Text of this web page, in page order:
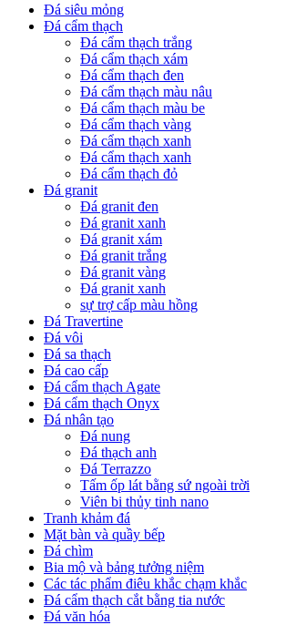
Đá siêu mỏng
Đá cẩm thạch
Đá cẩm thạch trắng
Đá cẩm thạch xám
Đá cẩm thạch đen
Đá cẩm thạch màu nâu
Đá cẩm thạch màu be
Đá cẩm thạch vàng
Đá cẩm thạch xanh
Đá cẩm thạch xanh
Đá cẩm thạch đỏ
Đá granit
Đá granit đen
Đá granit xanh
Đá granit xám
Đá granit trắng
Đá granit vàng
Đá granit xanh
sự trợ cấp màu hồng
Đá Travertine
Đá vôi
Đá sa thạch
Đá cao cấp
Đá cẩm thạch Agate
Đá cẩm thạch Onyx
Đá nhân tạo
Đá nung
Đá thạch anh
Đá Terrazzo
Tấm ốp lát bằng sứ ngoài trời
Viên bi thủy tinh nano
Tranh khảm đá
Mặt bàn và quầy bếp
Đá chìm
Bia mộ và bảng tưởng niệm
Các tác phẩm điêu khắc chạm khắc
Đá cẩm thạch cắt bằng tia nước
Đá văn hóa